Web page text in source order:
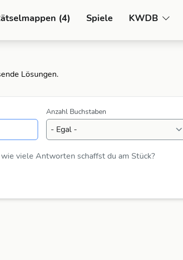
(4) Spiele KWDB
Lösungen.
Anzahl Buchstaben
viele Antworten schaffst du am Stück?